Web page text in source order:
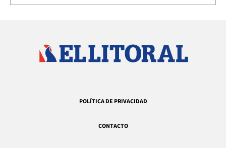
POLÍTICA DE PRIVACIDAD
CONTACTO